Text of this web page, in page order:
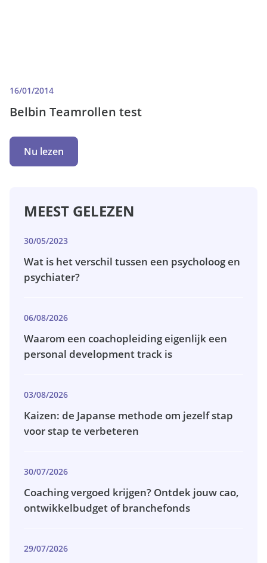
16/01/2014
Belbin Teamrollen test
Nu lezen
MEEST GELEZEN
30/05/2023
Wat is het verschil tussen een psycholoog en
psychiater?
06/08/2026
Waarom een coachopleiding eigenlijk een
personal development track is
03/08/2026
Kaizen: de Japanse methode om jezelf stap
voor stap te verbeteren
30/07/2026
Coaching vergoed krijgen? Ontdek jouw cao,
ontwikkelbudget of branchefonds
29/07/2026